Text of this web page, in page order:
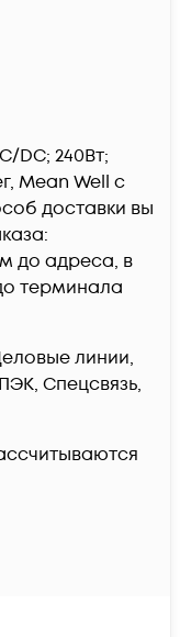
DC; 240Вт;
Mean Well c
доставки вы
до адреса, в
терминала
линии,
Спецсвязь,